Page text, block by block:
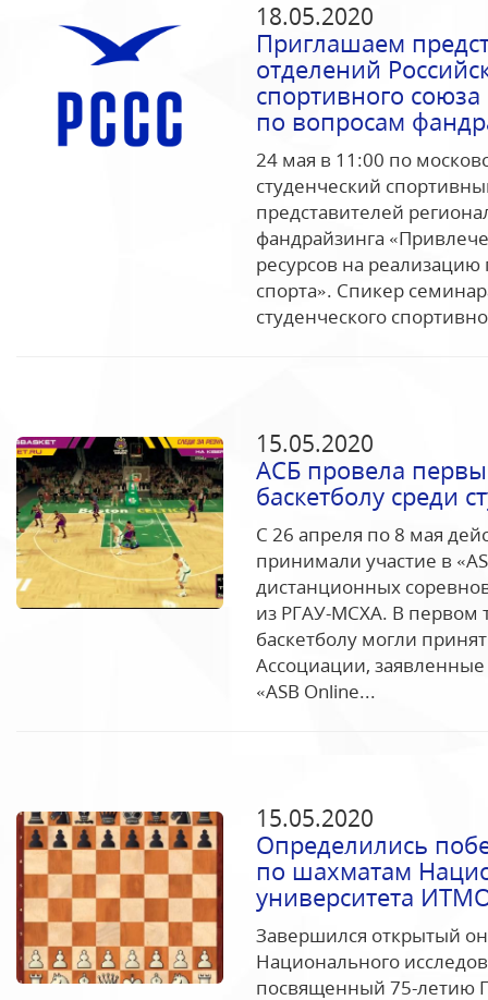
18.05.2020
Приглашаем
отделений
спортивного
по вопросам
24 мая в 11:00 по
студенческий
представителей
фандрайзинга
ресурсов на реализацию
спорта». Спикер
студенческого
15.05.2020
АСБ провела
баскетболу среди
С 26 апреля по 8 мая
принимали участие в
дистанционных
из РГАУ-МСХА. В первом
баскетболу могли
Ассоциации, заявленные
«ASB Online...
15.05.2020
Определились
по шахматам
университета
Завершился открытый
Национального
посвященный 75-летию